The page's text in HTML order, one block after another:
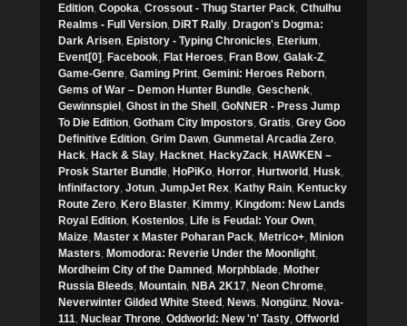
Edition, Copoka, Crossout - Thug Starter Pack, Cthulhu
Realms - Full Version, DiRT Rally, Dragon's Dogma:
Dark Arisen, Epistory - Typing Chronicles, Eterium,
Event[0] , Facebook, Flat Heroes, Fran Bow, Galak-Z,
Game-Genre, Gaming Print, Gemini: Heroes Reborn,
Gems of War – Demon Hunter Bundle, Geschenk,
Gewinnspiel , Ghost in the Shell , GoNNER - Press Jump
To Die Edition, Gotham City Impostors, Gratis, Grey Goo
Definitive Edition, Grim Dawn, Gunmetal Arcadia Zero,
Hack, Hack & Slay, Hacknet, HackyZack, HAWKEN –
Prosk Starter Bundle, HoPiKo, Horror, Hurtworld , Husk,
Infinifactory, Jotun, JumpJet Rex, Kathy Rain, Kentucky
Route Zero, Kero Blaster, Kimmy, Kingdom: New Lands
Royal Edition, Kostenlos, Life is Feudal: Your Own,
Maize, Master x Master Poharan Pack, Metrico+, Minion
Masters, Momodora: Reverie Under the Moonlight,
Mordheim City of the Damned , Morphblade, Mother
Russia Bleeds, Mountain, NBA 2K17, Neon Chrome,
Neverwinter Gilded White Steed , News, Nongünz, Nova-
111, Nuclear Throne, Oddworld: New 'n' Tasty, Offworld